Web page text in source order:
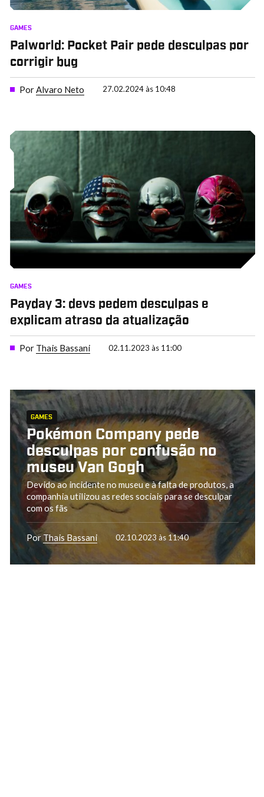
GAMES
Palworld: Pocket Pair pede desculpas por
corrigir bug
PorAlvaro Neto 27.02.2024 às 10:48
GAMES
Payday 3: devs pedem desculpas e
explicam atraso da atualização
Por Thais Bassani 02.11.2023 às 11:00
GAMES
Pokémon Company pede
desculpas por confusão no
museu Van Gogh
Devido ao incidente no museu e à falta de produtos, a
companhia utilizou as redes sociais para se desculpar
com os fãs
PorThais Bassani 02.10.2023 às 11:40